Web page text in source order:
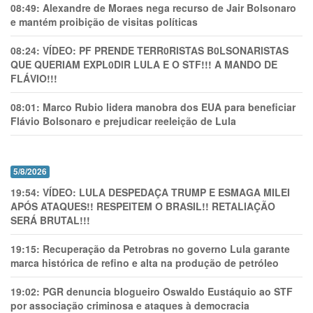
08:49: Alexandre de Moraes nega recurso de Jair Bolsonaro
e mantém proibição de visitas políticas
08:24: VÍDEO: PF PRENDE TERR0RlSTAS B0LSONARlSTAS
QUE QUERIAM EXPL0DlR LULA E O STF!!! A MANDO DE
FLÁVIO!!!
08:01: Marco Rubio lidera manobra dos EUA para beneficiar
Flávio Bolsonaro e prejudicar reeleição de Lula
5/8/2026
19:54: VÍDEO: LULA DESPEDAÇA TRUMP E ESMAGA MILEI
APÓS ATAQUES!! RESPEITEM O BRASIL!! RETALIAÇÃO
SERÁ BRUTAL!!!
19:15: Recuperação da Petrobras no governo Lula garante
marca histórica de refino e alta na produção de petróleo
19:02: PGR denuncia blogueiro Oswaldo Eustáquio ao STF
por associação criminosa e ataques à democracia